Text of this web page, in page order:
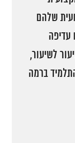
שלהם
עדיפה
לשיעור,
ברמה